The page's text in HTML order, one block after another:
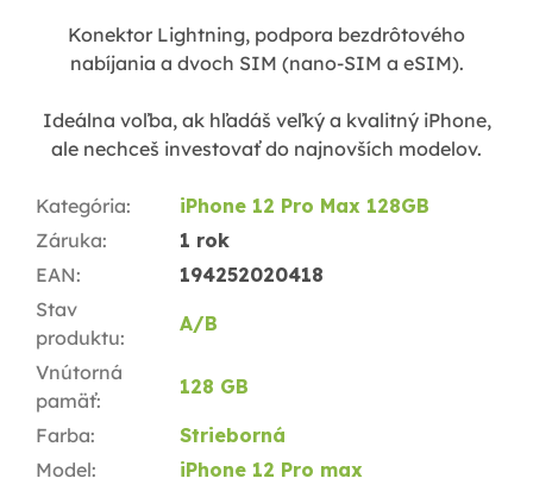
Konektor Lightning, podpora bezdrôtového
nabíjania a dvoch SIM (nano-SIM a eSIM).
Ideálna voľba, ak hľadáš veľký a kvalitný iPhone,
ale nechceš investovať do najnovších modelov.
Kategória:
iPhone 12 Pro Max 128GB
Záruka:
1 rok
EAN:
194252020418
Stav
produktu:
A/B
Vnútorná
pamäť:
128 GB
Farba:
Strieborná
Model: iPhone 12 Pro max